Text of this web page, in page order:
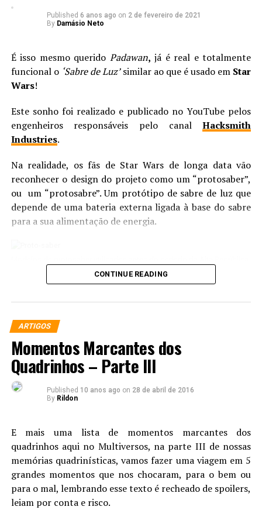
Published 6 anos ago on 2 de fevereiro de 2021
By Damásio Neto
É isso mesmo querido Padawan, já é real e totalmente
funcional o ‘Sabre de Luz’similar ao que é usado em Star
Wars!
Este sonho foi realizado e publicado no YouTube pelos
engenheiros responsáveis pelo canalHacksmith
Industries.
Na realidade, os fãs de Star Wars de longa data vão
reconhecer o design do projeto como um “protosaber”,
ou um “protosabre”. Um protótipo de sabre de luz que
depende de uma bateria externa ligada à base do sabre
para a sua alimentação de energia.
nas HQs, atualmente ‘legends’, de Star Wars.
James Hobson, chefe da equipe, é enfático em dizer que
plasma do mundo”
Eles conseguiram fabricar um punho, com estilo
steampunk, que gera um fluxo que simula uma lâmina
usando gás propano líquido comprimido misturado com
oxigênio. O feixe de plasma queima a impressionantes
Para realizar essa formação tão específica de queima, a
equipe utilizoubicos laminares, que geram um fluxo de
gás extremamente concentrado, formando o chamado
feixe de plasma. Normalmente esses tipos bicos são
usados para derreter vidro e não são nada baratos. O
custo dessa brincadeira foi de US $ 4.000.
CONTINUE READING
ARTIGOS
Momentos Marcantes dos
Quadrinhos – Parte III
Published 10 anos ago on 28 de abril de 2016
By Rildon
E mais uma lista de momentos marcantes dos
quadrinhos aqui no Multiversos, na parte III de nossas
memórias quadrinísticas, vamos fazer uma viagem em 5
grandes momentos que nos chocaram, para o bem ou
para o mal, lembrando esse texto é recheado de spoilers,
leiam por conta e risco.